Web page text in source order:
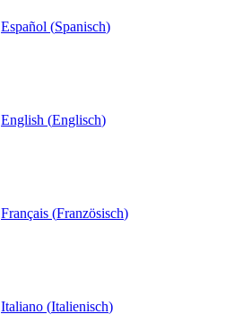
Español (Spanisch)
English (Englisch)
Français (Französisch)
Italiano (Italienisch)